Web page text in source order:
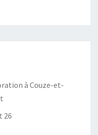
à Couze-et-
26